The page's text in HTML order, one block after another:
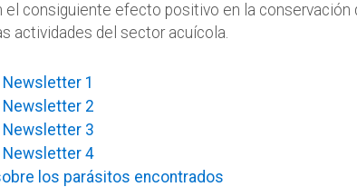
el consiguiente efecto positivo en la conservación
actividades del sector acuícola.
Newsletter 1
Newsletter 2
Newsletter 3
Newsletter 4
los parásitos encontrados